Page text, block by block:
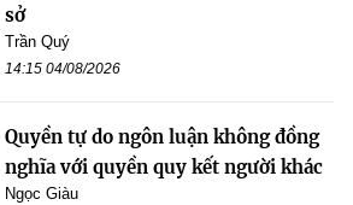
sở
Trần Quý
14:15 04/08/2026
Quyền tự do ngôn luận không đồng
nghĩa với quyền quy kết người khác
Ngọc Giàu